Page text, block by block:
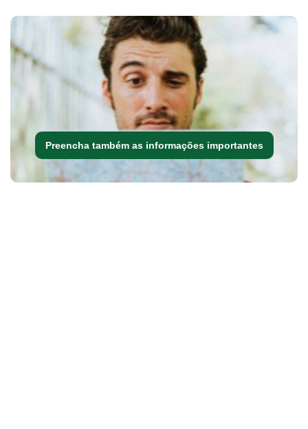
Preencha também as informações importantes